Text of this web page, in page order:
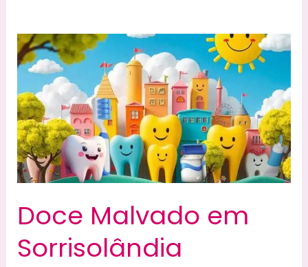
Doce Malvado em
Sorrisolândia